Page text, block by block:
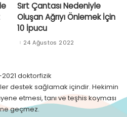
Sırt Çantası Nedeniyle
Oluşan Ağrıyı Önlemek İçin
10 İpucu
24 Ağustos 2022
doktorfizik
destek sağlamak içindir. Hekimin
etmesi, tanı ve teşhis koyması
geçmez.